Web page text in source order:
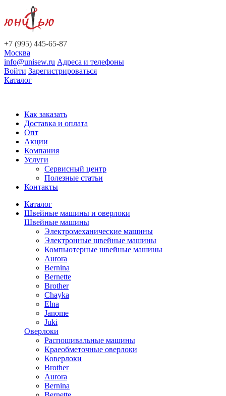
+7 (995) 445-65-87
Москва
info@unisew.ru Адреса и телефоны
Войти Зарегистрироваться
Каталог
Как заказать
Доставка и оплата
Опт
Акции
Компания
Услуги
Сервисный центр
Полезные статьи
Контакты
Каталог
Швейные машины и оверлоки
Швейные машины
Электромеханические машины
Электронные швейные машины
Компьютерные швейные машины
Aurora
Bernina
Bernette
Brother
Chayka
Elna
Janome
Juki
Оверлоки
Распошивальные машины
Краеобметочные оверлоки
Коверлоки
Brother
Aurora
Bernina